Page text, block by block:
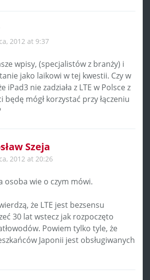
2012 at 9:37
wpisy, (specjalistów z branży) i
jako laikowi w tej kwestii. Czy w
iPad3 nie zadziała z LTE w Polsce z
będę mógł korzystać przy łączeniu
Szeja
2012 at 20:26
osoba wie o czym mówi.
że LTE jest bezsensu
30 lat wstecz jak rozpoczęto
Powiem tylko tyle, że
Japonii jest obsługiwanych